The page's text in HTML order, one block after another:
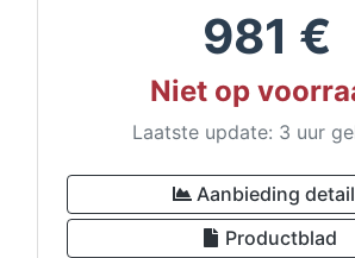
981 €
Niet op
Laatste update: 3 uur
Aanbieding
Productblad